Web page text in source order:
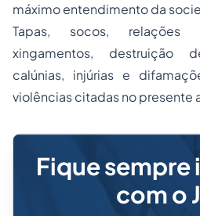
máximo entendimento da
Tapas, socos, relações
xingamentos, destruição
calúnias, injúrias e
violências citadas no presente
Fique
com o